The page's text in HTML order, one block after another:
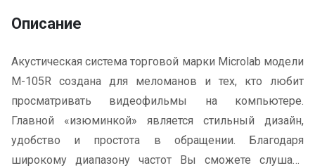
Описание
Акустическая система торговой марки Microlab модели
M-105R создана для меломанов и тех, кто любит
просматривать видеофильмы на компьютере.
Главной «изюминкой» является стильный дизайн,
удобство и простота в обращении. Благодаря
широкому диапазону частот Вы сможете слушать